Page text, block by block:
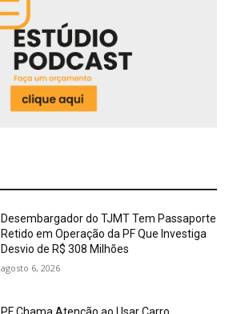
Desembargador do TJMT Tem Passaporte
Retido em Operação da PF Que Investiga
Desvio de R$ 308 Milhões
agosto 6, 2026